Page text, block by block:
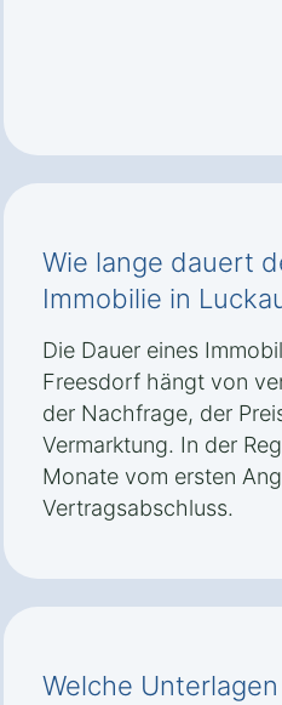
Wie lange dauert
Immobilie in
Die Dauer eines
Freesdorf hängt von
der Nachfrage, der
Vermarktung. In der
Monate vom ersten
Vertragsabschluss.
Welche